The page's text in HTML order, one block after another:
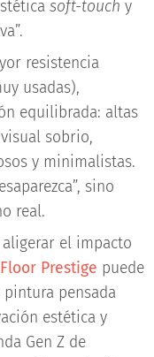
soft-touch y
resistencia
usadas),
equilibrada: altas
sobrio,
y minimalistas.
sino
real.
el impacto
Floor Prestige puede
pensada
estética y
Gen Z de